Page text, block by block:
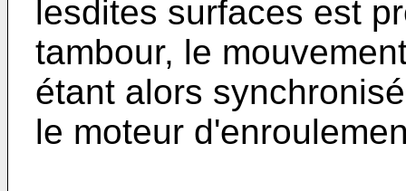
lesdites surfaces est
tambour, le
étant alors
le moteur